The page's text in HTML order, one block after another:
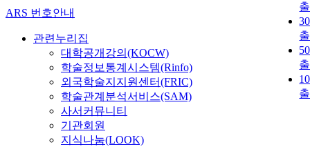
ARS 번호안내
관련누리집
대학공개강의(KOCW)
학술정보통계시스템(Rinfo)
외국학술지지원센터(FRIC)
학술관계분석서비스(SAM)
사서커뮤니티
기관회원
지식나눔(LOOK)